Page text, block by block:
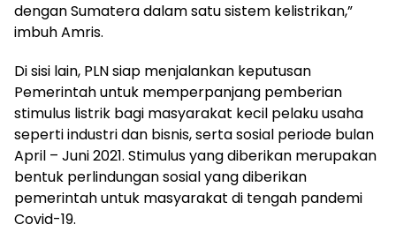
dengan Sumatera dalam satu sistem kelistrikan,”
imbuh Amris.
Di sisi lain, PLN siap menjalankan keputusan
Pemerintah untuk memperpanjang pemberian
stimulus listrik bagi masyarakat kecil pelaku usaha
seperti industri dan bisnis, serta sosial periode bulan
April – Juni 2021. Stimulus yang diberikan merupakan
bentuk perlindungan sosial yang diberikan
pemerintah untuk masyarakat di tengah pandemi
Covid-19.